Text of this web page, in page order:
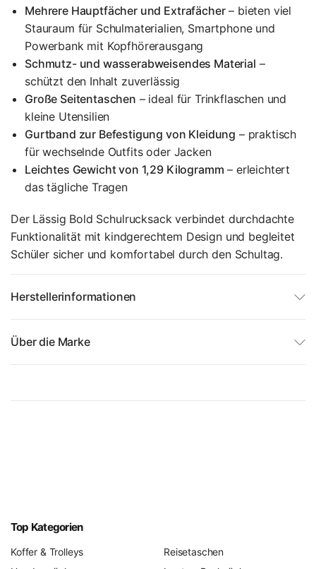
Mehrere Hauptfächer und Extrafächer– bieten viel
Stauraum für Schulmaterialien, Smartphone und
Powerbank mit Kopfhörerausgang
Schmutz- und wasserabweisendes Material –
schützt den Inhalt zuverlässig
Große Seitentaschen – ideal für Trinkflaschen und
kleine Utensilien
Gurtband zur Befestigung von Kleidung – praktisch
für wechselnde Outfits oder Jacken
Leichtes Gewicht von 1,29 Kilogramm – erleichtert
das tägliche Tragen
Der Lässig Bold Schulrucksack verbindet durchdachte
Funktionalität mit kindgerechtem Design und begleitet
Schüler sicher und komfortabel durch den Schultag.
Herstellerinformationen
Über die Marke
Top Kategorien
Koffer & Trolleys
Reisetaschen